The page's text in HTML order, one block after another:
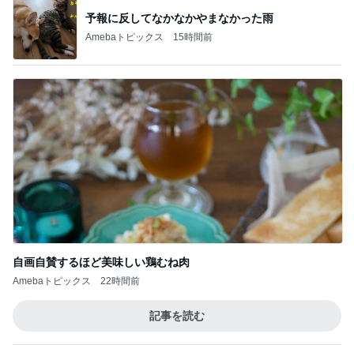
予報に反してなかなかやまなかった雨
Amebaトピックス 15時間前
自画自賛するほど美味しい鶏むね肉
Amebaトピックス 22時間前
記事を読む